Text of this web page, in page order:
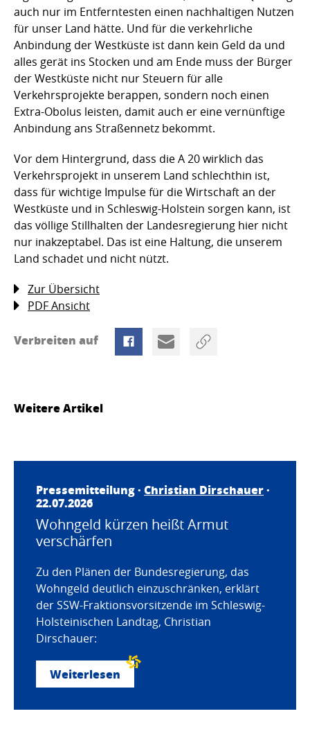
auch nur im Entferntesten einen nachhaltigen Nutzen
für unser Land hätte. Und für die verkehrliche
Anbindung der Westküste ist dann kein Geld da und
alles gerät ins Stocken und am Ende muss der Bürger
der Westküste nicht nur Steuern für alle
Verkehrsprojekte berappen, sondern noch einen
Extra-Obolus leisten, damit auch er eine vernünftige
Anbindung ans Straßennetz bekommt.
Vor dem Hintergrund, dass die A 20 wirklich das
Verkehrsprojekt in unserem Land schlechthin ist,
dass für wichtige Impulse für die Wirtschaft an der
Westküste und in Schleswig-Holstein sorgen kann, ist
das völlige Stillhalten der Landesregierung hier nicht
nur inakzeptabel. Das ist eine Haltung, die unserem
Land schadet und nicht nützt.
Zur Übersicht
PDF Ansicht
Verbreiten auf
Weitere Artikel
Pressemitteilung · Christian Dirschauer·
22.07.2026
Wohngeld kürzen heißt Armut
verschärfen
Zu den Plänen der Bundesregierung, das
Wohngeld deutlich einzuschränken, erklärt
der SSW-Fraktionsvorsitzende im Schleswig-
Holsteinischen Landtag, Christian
Dirschauer:
Weiterlesen